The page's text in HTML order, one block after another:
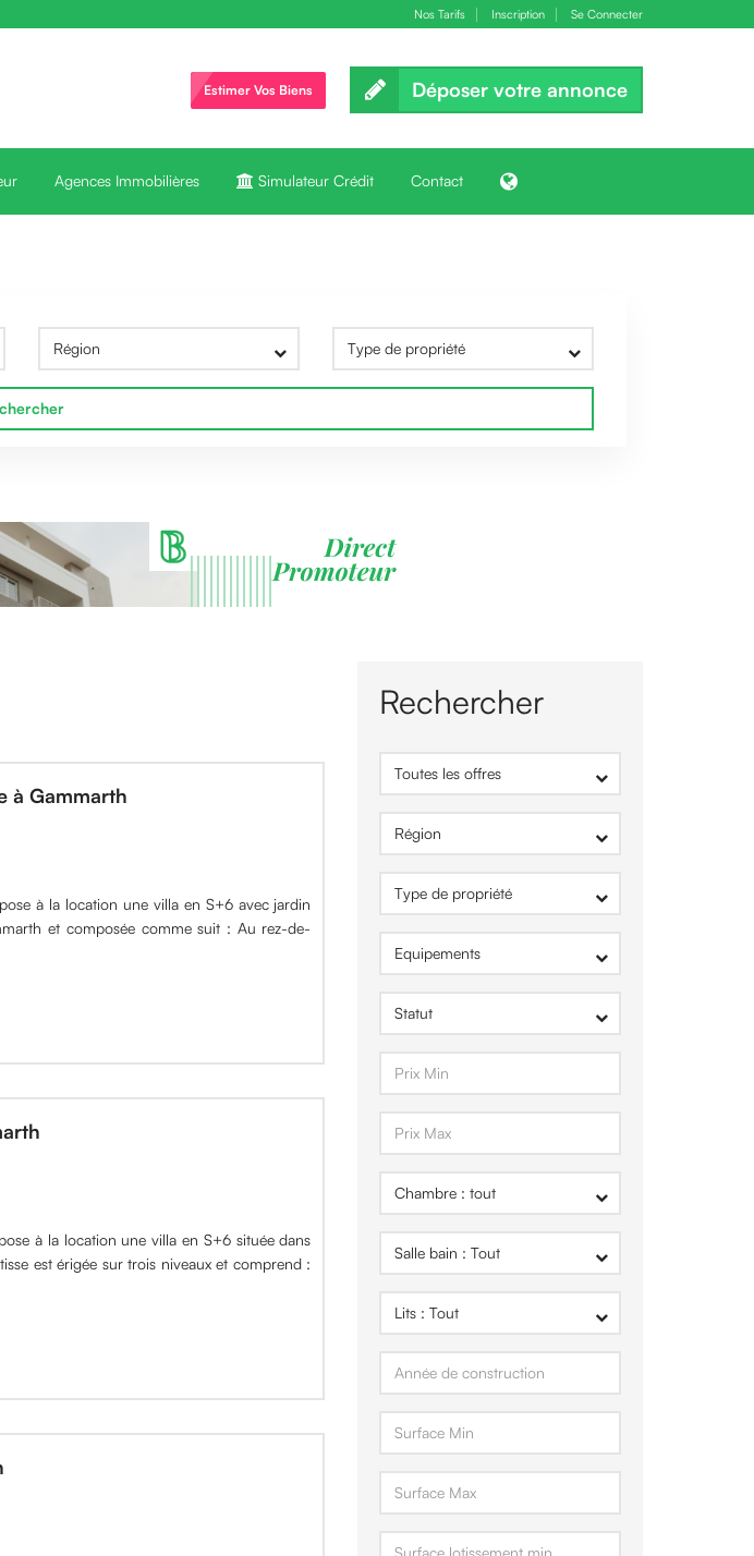
Nos Tarifs Inscription Se Connecter
Estimer Vos Biens Déposer votre annonce
Agences Immobilières Simulateur Crédit Contact
à Gammarth
à la location une villa en S+6 avec jardin
et composée comme suit : Au rez-de-
à la location une villa en S+6 située dans
est érigée sur trois niveaux et comprend :
Rechercher